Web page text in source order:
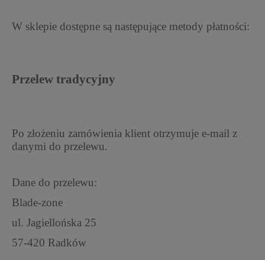
W sklepie dostępne są następujące metody płatności:
Przelew tradycyjny
Po złożeniu zamówienia klient otrzymuje e-mail z
danymi do przelewu.
Dane do przelewu:
Blade-zone
ul. Jagiellońska 25
57-420 Radków